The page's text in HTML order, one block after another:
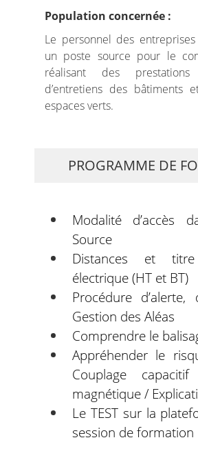
Population concernée :
Le personnel des
un poste source pour le
réalisant des
d’entretiens des bâtiments
espaces verts.
PROGRAMME DE
Modalité d’accès
Source
Distances et titre
électrique (HT et BT)
Procédure
Gestion des Aléas
Comprendre le
Appréhender le
Couplage
magnétique /
Le TEST sur la
session de formation